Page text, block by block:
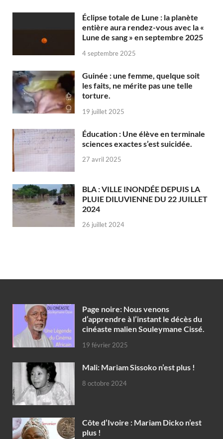
Éclipse totale de Lune : la planète
entière aura rendez-vous avec la «
Lune de sang » en septembre 2025
4 septembre 2025
Guinée : une femme, quelque soit
les faits, ne mérite pas une telle
torture.
19 juillet 2025
Éducation : Une élève en terminale
sciences exactes s’est suicidée.
27 avril 2025
BLA : VILLE INONDÉE DEPUIS LA
PLUIE DILUVIENNE DU 22 JUILLET
2024
26 juillet 2024
Page noire: Nous venons
d’apprendre à l’instant le décès du
cinéaste malien Souleymane Cissé.
19 février 2025
Mali: Mariam Sissoko n’est plus !
8 octobre 2024
Côte d’Ivoire : Mariam Dicko n’est
plus !